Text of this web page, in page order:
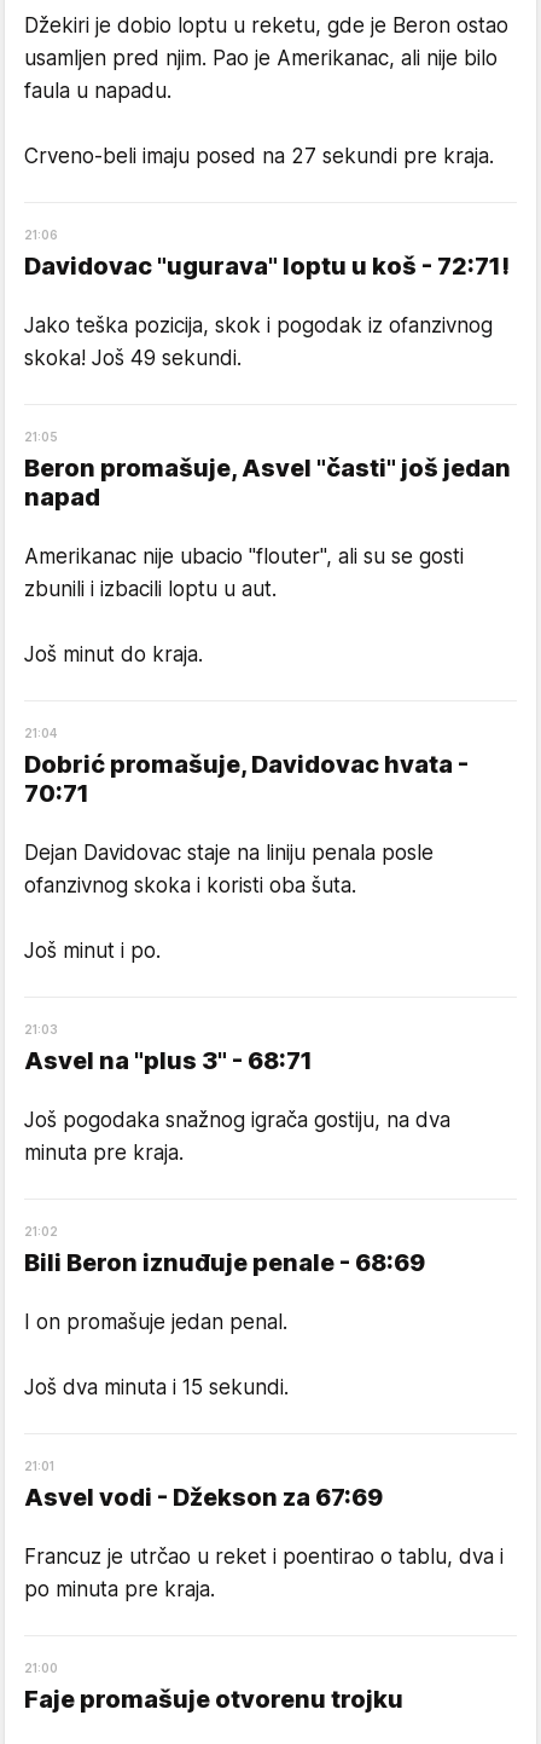
Džekiri je dobio loptu u reketu, gde je Beron ostao
usamljen pred njim. Pao je Amerikanac, ali nije bilo
faula u napadu.
Crveno-beli imaju posed na 27 sekundi pre kraja.
21:06
Davidovac "ugurava" loptu u koš - 72:71!
Jako teška pozicija, skok i pogodak iz ofanzivnog
skoka! Još 49 sekundi.
21:05
Beron promašuje, Asvel "časti" još jedan
napad
Amerikanac nije ubacio "flouter", ali su se gosti
zbunili i izbacili loptu u aut.
Još minut do kraja.
21:04
Dobrić promašuje, Davidovac hvata -
70:71
Dejan Davidovac staje na liniju penala posle
ofanzivnog skoka i koristi oba šuta.
Još minut i po.
21:03
Asvel na "plus 3" - 68:71
Još pogodaka snažnog igrača gostiju, na dva
minuta pre kraja.
21:02
Bili Beron iznuđuje penale - 68:69
I on promašuje jedan penal.
Još dva minuta i 15 sekundi.
21:01
Asvel vodi - Džekson za 67:69
Francuz je utrčao u reket i poentirao o tablu, dva i
po minuta pre kraja.
21:00
Faje promašuje otvorenu trojku